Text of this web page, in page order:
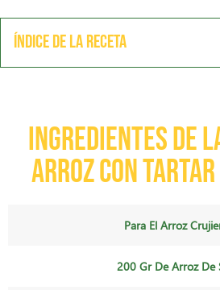
Índice de la receta
Ingredientes de
Arroz con Tartar
Para El Arroz
200 Gr De Arroz De